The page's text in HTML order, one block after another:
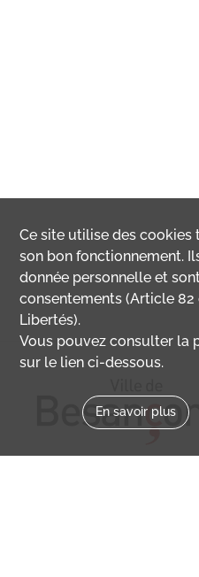
Ce site utilise descookies
son bon fonctionnement.
donnée personnelle et
consentements (Article
Libertés).
Vous pouvez consulter la
sur le lien ci-dessous.
En savoir plus